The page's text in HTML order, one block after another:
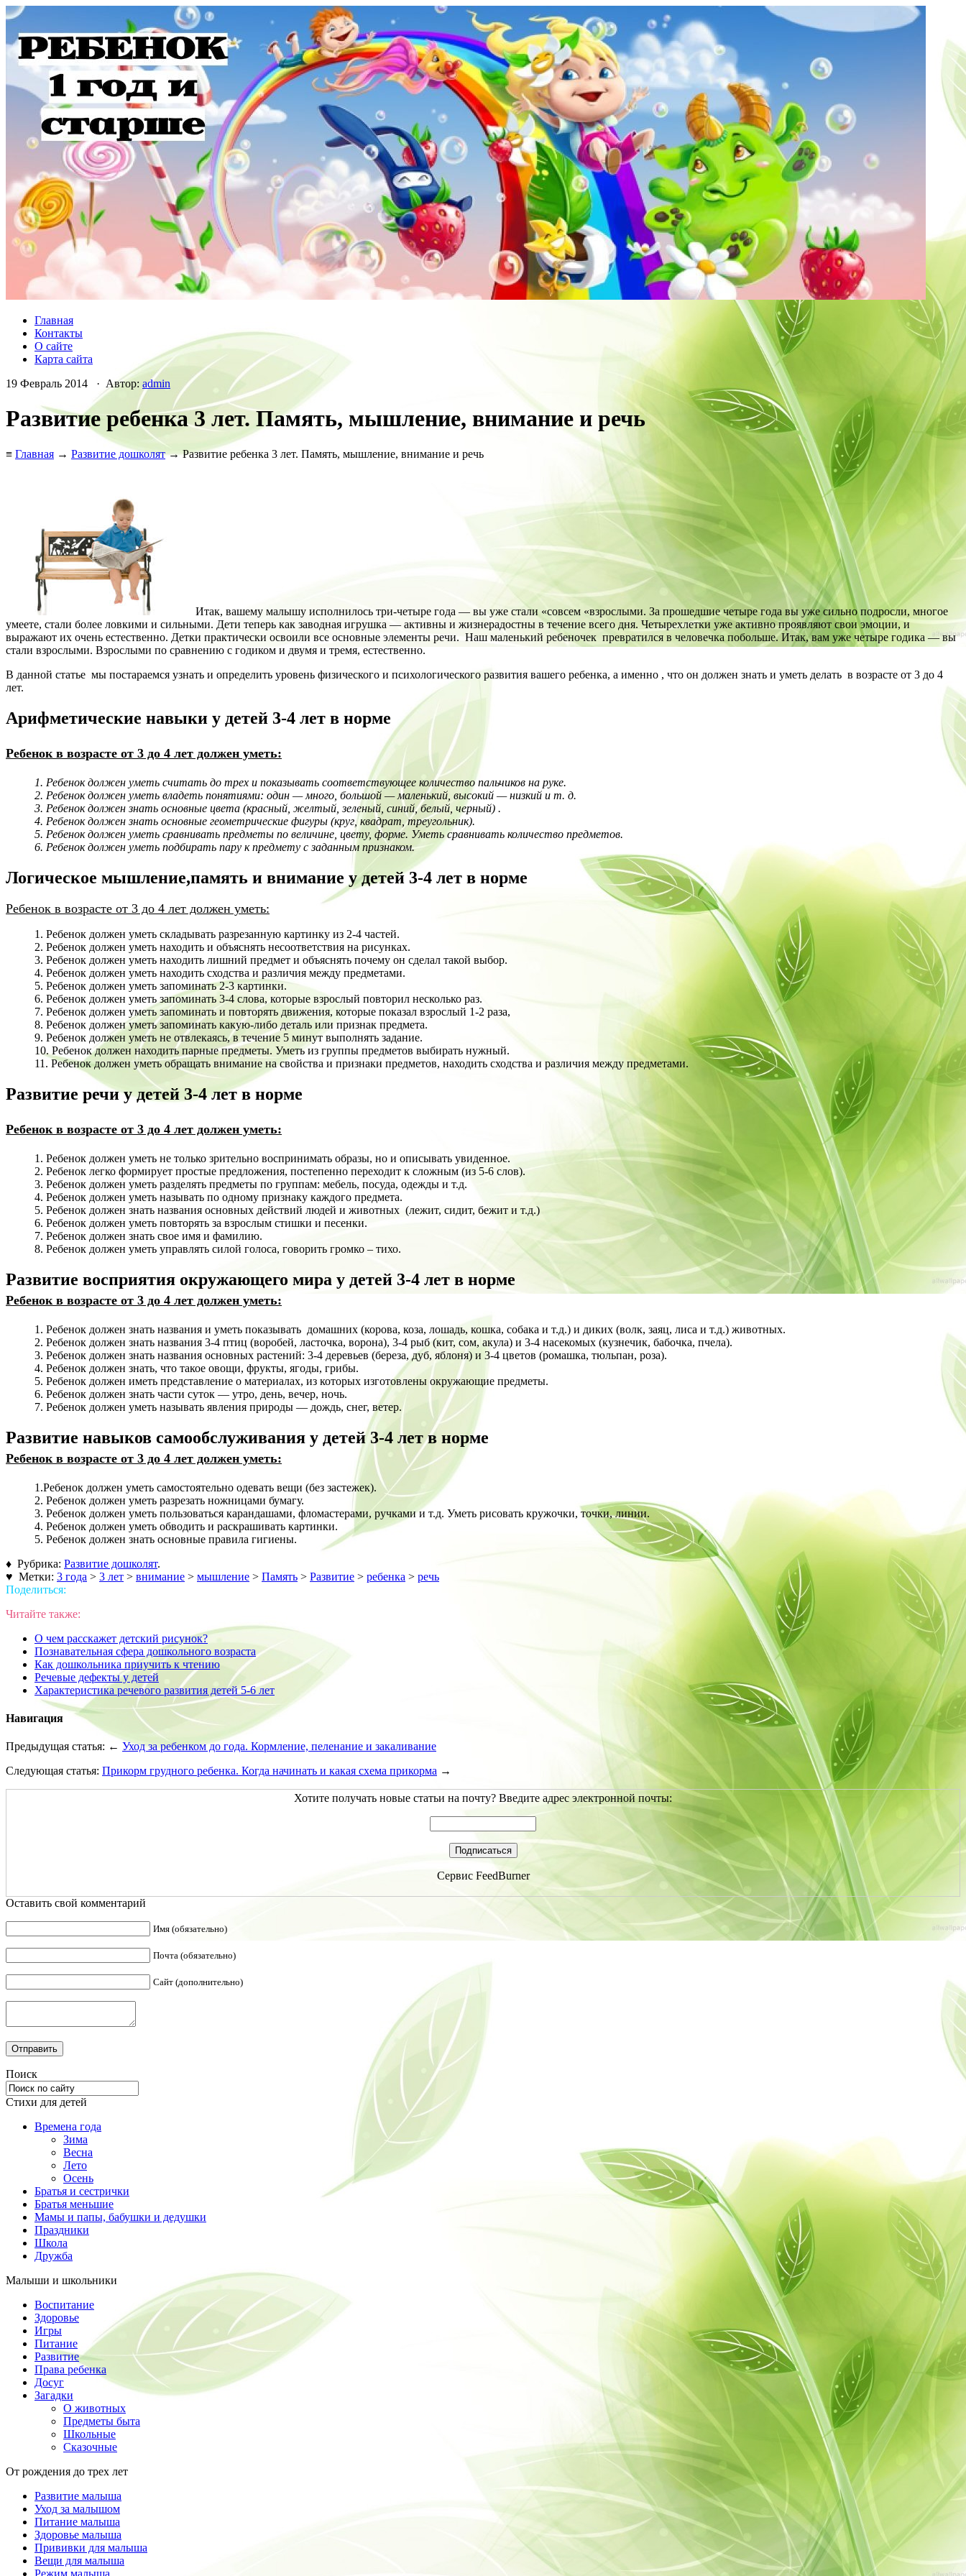
Главная
Контакты
О сайте
Карта сайта
19 Февраль 2014 · Автор: admin
Развитие ребенка 3 лет. Память, мышление, внимание и речь
≡ Главная → Развитие дошколят→ Развитие ребенка 3 лет. Память, мышление, внимание и речь
Итак, вашему малышу исполнилось три-четыре года — вы уже стали «совсем «взрослыми. За прошедшие четыре года вы уже сильно подросли, многое
умеете, стали более ловкими и сильными. Дети теперь как заводная игрушка — активны и жизнерадостны в течение всего дня. Четырехлетки уже активно проявляют свои эмоции, и
выражают их очень естественно. Детки практически освоили все основные элементы речи. Наш маленький ребеночек превратился в человечка побольше. Итак, вам уже четыре годика — вы
стали взрослыми. Взрослыми по сравнению с годиком и двумя и тремя, естественно.
В данной статье мы постараемся узнать и определить уровень физического и психологического развития вашего ребенка, а именно , что он должен знать и уметь делать в возрасте от 3 до 4
лет.
Арифметические навыки у детей 3-4 лет в норме
Ребенок в возрасте от 3 до 4 лет должен уметь:
1. Ребенок должен уметь считать до трех и показывать соответствующее количество пальчиков на руке.
2. Ребенок должен уметь владеть понятиями: один — много, большой — маленький, высокий — низкий и т. д.
3. Ребенок должен знать основные цвета (красный, желтый, зеленый, синий, белый, черный) .
4. Ребенок должен знать основные геометрические фигуры (круг, квадрат, треугольник).
5. Ребенок должен уметь сравнивать предметы по величине, цвету, форме. Уметь сравнивать количество предметов.
6. Ребенок должен уметь подбирать пару к предмету с заданным признаком.
Логическое мышление,память и внимание у детей 3-4 лет в норме
Ребенок в возрасте от 3 до 4 лет должен уметь:
1. Ребенок должен уметь складывать разрезанную картинку из 2-4 частей.
2. Ребенок должен уметь находить и объяснять несоответствия на рисунках.
3. Ребенок должен уметь находить лишний предмет и объяснять почему он сделал такой выбор.
4. Ребенок должен уметь находить сходства и различия между предметами.
5. Ребенок должен уметь запоминать 2-3 картинки.
6. Ребенок должен уметь запоминать 3-4 слова, которые взрослый повторил несколько раз.
7. Ребенок должен уметь запоминать и повторять движения, которые показал взрослый 1-2 раза,
8. Ребенок должен уметь запоминать какую-либо деталь или признак предмета.
9. Ребенок должен уметь не отвлекаясь, в течение 5 минут выполнять задание.
10. Ребенок должен находить парные предметы. Уметь из группы предметов выбирать нужный.
11. Ребенок должен уметь обращать внимание на свойства и признаки предметов, находить сходства и различия между предметами.
Развитие речи у детей 3-4 лет в норме
Ребенок в возрасте от 3 до 4 лет должен уметь:
1. Ребенок должен уметь не только зрительно воспринимать образы, но и описывать увиденное.
2. Ребенок легко формирует простые предложения, постепенно переходит к сложным (из 5-6 слов).
3. Ребенок должен уметь разделять предметы по группам: мебель, посуда, одежды и т.д.
4. Ребенок должен уметь называть по одному признаку каждого предмета.
5. Ребенок должен знать названия основных действий людей и животных (лежит, сидит, бежит и т.д.)
6. Ребенок должен уметь повторять за взрослым стишки и песенки.
7. Ребенок должен знать свое имя и фамилию.
8. Ребенок должен уметь управлять силой голоса, говорить громко – тихо.
Развитие восприятия окружающего мира у детей 3-4 лет в норме
Ребенок в возрасте от 3 до 4 лет должен уметь:
1. Ребенок должен знать названия и уметь показывать домашних (корова, коза, лошадь, кошка, собака и т.д.) и диких (волк, заяц, лиса и т.д.) животных.
2. Ребенок должен знать названия 3-4 птиц (воробей, ласточка, ворона), 3-4 рыб (кит, сом, акула) и 3-4 насекомых (кузнечик, бабочка, пчела).
3. Ребенок должен знать названия основных растений: 3-4 деревьев (береза, дуб, яблоня) и 3-4 цветов (ромашка, тюльпан, роза).
4. Ребенок должен знать, что такое овощи, фрукты, ягоды, грибы.
5. Ребенок должен иметь представление о материалах, из которых изготовлены окружающие предметы.
6. Ребенок должен знать части суток — утро, день, вечер, ночь.
7. Ребенок должен уметь называть явления природы — дождь, снег, ветер.
Развитие навыков самообслуживания у детей 3-4 лет в норме
Ребенок в возрасте от 3 до 4 лет должен уметь:
1.Ребенок должен уметь самостоятельно одевать вещи (без застежек).
2. Ребенок должен уметь разрезать ножницами бумагу.
3. Ребенок должен уметь пользоваться карандашами, фломастерами, ручками и т.д. Уметь рисовать кружочки, точки, линии.
4. Ребенок должен уметь обводить и раскрашивать картинки.
5. Ребенок должен знать основные правила гигиены.
♦ Рубрика: Развитие дошколят.
♥ Метки: 3 года > 3 лет > внимание > мышление > Память > Развитие > ребенка > речь
Поделиться:
Читайте также:
О чем расскажет детский рисунок?
Познавательная сфера дошкольного возраста
Как дошкольника приучить к чтению
Речевые дефекты у детей
Характеристика речевого развития детей 5-6 лет
Навигация
Предыдущая статья: ← Уход за ребенком до года. Кормление, пеленание и закаливание
Следующая статья: Прикорм грудного ребенка. Когда начинать и какая схема прикорма →
Хотите получать новые статьи на почту? Введите адрес электронной почты:
Сервис FeedBurner
Оставить свой комментарий
Имя (обязательно)
Почта (обязательно)
Сайт (дополнительно)
Поиск
Стихи для детей
Времена года
Зима
Весна
Лето
Осень
Братья и сестрички
Братья меньшие
Мамы и папы, бабушки и дедушки
Праздники
Школа
Дружба
Малыши и школьники
Воспитание
Здоровье
Игры
Питание
Развитие
Права ребенка
Досуг
Загадки
О животных
Предметы быта
Школьные
Сказочные
От рождения до трех лет
Развитие малыша
Уход за малышом
Питание малыша
Здоровье малыша
Прививки для малыша
Вещи для малыша